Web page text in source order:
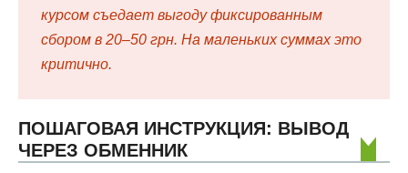
курсом съедает выгоду фиксированным
сбором в 20–50 грн. На маленьких суммах это
критично.
ПОШАГОВАЯ ИНСТРУКЦИЯ: ВЫВОД
ЧЕРЕЗ ОБМЕННИК